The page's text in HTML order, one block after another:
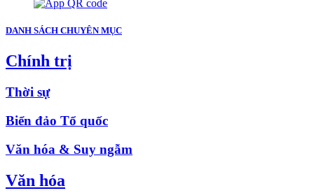
DANH SÁCH CHUYÊN MỤC
Chính trị
Thời sự
Biển đảo Tổ quốc
Văn hóa & Suy ngẫm
Văn hóa